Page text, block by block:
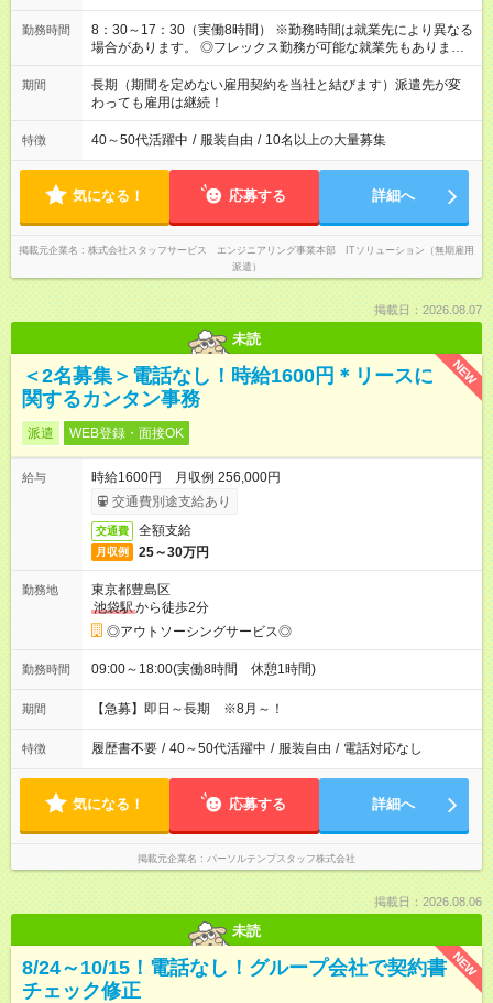
勤務時間
8：30～17：30（実働8時間） ※勤務時間は就業先により異なる
場合があります。 ◎フレックス勤務が可能な就業先もありま
す。 ◎今よりもさらに働きやすい環境をつくるべく、 働き方
改革に全社をあげて取り組んでいます。
期間
長期（期間を定めない雇用契約を当社と結びます）派遣先が変
わっても雇用は継続！
特徴 40～50代活躍中 / 服装自由 / 10名以上の大量募集
気になる！ 応募する 詳細へ
掲載元企業名
株式会社スタッフサービス エンジニアリング事業本部 ITソリューション（無期雇用
派遣）
掲載日：2026.08.07
未読
NEW
＜2名募集＞電話なし！時給1600円＊リースに
関するカンタン事務
派遣 WEB登録・面接OK
給与
時給1600円 月収例 256,000円
交通費別途支給あり
交通費 全額支給
月収例 25～30万円
勤務地
東京都豊島区
池袋駅から徒歩2分
◎アウトソーシングサービス◎
勤務時間 09:00～18:00(実働8時間 休憩1時間)
期間 【急募】即日～長期 ※8月～！
特徴 履歴書不要 / 40～50代活躍中 / 服装自由 / 電話対応なし
気になる！ 応募する 詳細へ
掲載元企業名 パーソルテンプスタッフ株式会社
掲載日：2026.08.06
未読
NEW
8/24～10/15！電話なし！グループ会社で契約書
チェック修正